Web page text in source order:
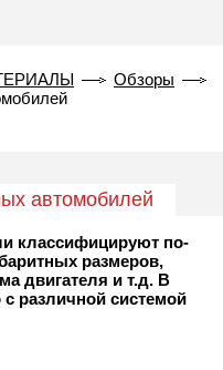
Обзоры
автомобилей
классифицируют по-
размеров,
двигателя и т.д. В
различной системой